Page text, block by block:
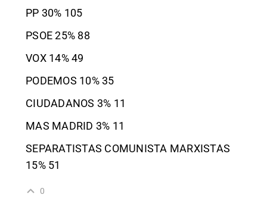
PP 30% 105
PSOE 25% 88
VOX 14% 49
PODEMOS 10% 35
CIUDADANOS 3% 11
MAS MADRID 3% 11
SEPARATISTAS COMUNISTA MARXISTAS
15% 51
0